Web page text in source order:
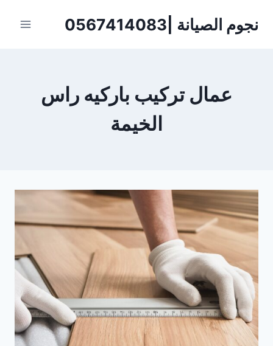
نجوم الصيانة |0567414083
عمال تركيب باركيه راس
الخيمة